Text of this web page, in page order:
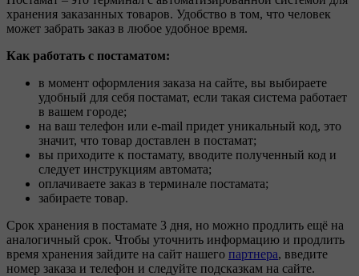
хранения заказанных товаров. Удобство в том, что человек
может забрать заказ в любое удобное время.
Как работать с постаматом:
в момент оформления заказа на сайте, вы выбираете
удобный для себя постамат, если такая система работает
в вашем городе;
на ваш телефон или e-mail придет уникальный код, это
значит, что товар доставлен в постамат;
вы приходите к постамату, вводите полученный код и
следует инструкциям автомата;
оплачиваете заказ в терминале постамата;
забираете товар.
Срок хранения в постамате 3 дня, но можно продлить ещё на
аналогичный срок. Чтобы уточнить информацию и продлить
время хранения зайдите на сайт нашего партнера, введите
номер заказа и телефон и следуйте подсказкам на сайте.